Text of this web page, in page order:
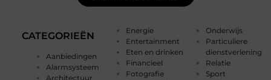
CATEGORIEËN
Aanbiedingen
Alarmsysteem
Architectuur
Energie
Entertainment
Eten en drinken
Financieel
Fotografie
Onderwijs
Particuliere
dienstverlening
Relatie
Sport